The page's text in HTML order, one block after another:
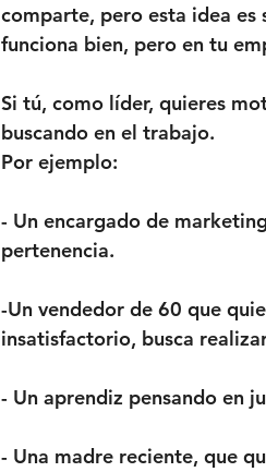
comparte, pero esta idea
funciona bien, pero en tu
Si tú, como líder, quieres
buscando en el trabajo.
Por ejemplo:
- Un encargado de
pertenencia.
-Un vendedor de 60 que
insatisfactorio, busca
- Un aprendiz pensando en
- Una madre reciente, que